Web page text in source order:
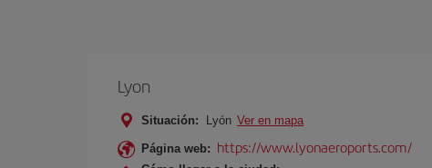
Lyon
Situación: Lyón Ver en mapa
Página web: https://www.lyonaeroports.com/